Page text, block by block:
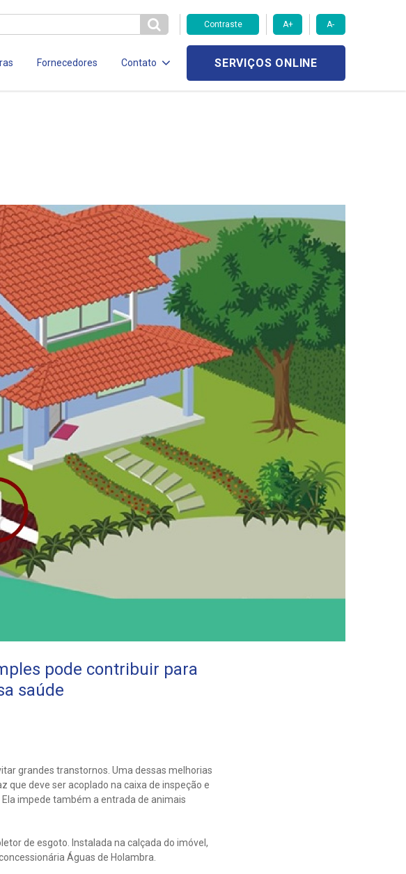
Contraste A+ A-
Fornecedores Contato SERVIÇOS ONLINE
pode contribuir para
saúde
grandes transtornos. Uma dessas melhorias
que deve ser acoplado na caixa de inspeção e
impede também a entrada de animais
de esgoto. Instalada na calçada do imóvel,
Águas de Holambra.